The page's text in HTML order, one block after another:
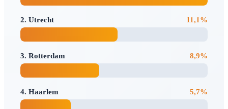
2. Utrecht 11,1%
3. Rotterdam 8,9%
4. Haarlem 5,7%